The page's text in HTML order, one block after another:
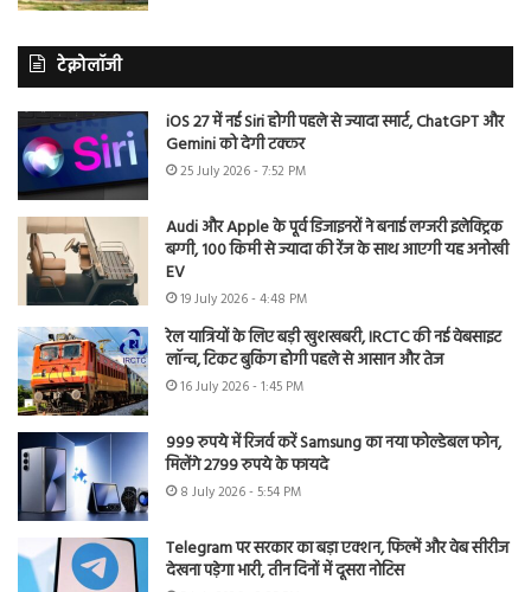
टेक्नोलॉजी
iOS 27 में नई Siri होगी पहले से ज्यादा स्मार्ट, ChatGPT और
Gemini को देगी टक्कर
25 July 2026 - 7:52 PM
Audi और Apple के पूर्व डिजाइनरों ने बनाई लग्जरी इलेक्ट्रिक
बग्गी, 100 किमी से ज्यादा की रेंज के साथ आएगी यह अनोखी
EV
19 July 2026 - 4:48 PM
रेल यात्रियों के लिए बड़ी खुशखबरी, IRCTC की नई वेबसाइट
लॉन्च, टिकट बुकिंग होगी पहले से आसान और तेज
16 July 2026 - 1:45 PM
999 रुपये में रिजर्व करें Samsung का नया फोल्डेबल फोन,
मिलेंगे 2799 रुपये के फायदे
8 July 2026 - 5:54 PM
Telegram पर सरकार का बड़ा एक्शन, फिल्में और वेब सीरीज
देखना पड़ेगा भारी, तीन दिनों में दूसरा नोटिस